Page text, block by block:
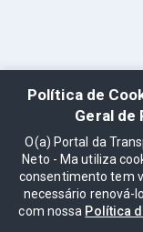
Política de
Geral de
O(a) Portal da
Neto - Ma utiliza
consentimento tem
necessário renová-
com nossa Política